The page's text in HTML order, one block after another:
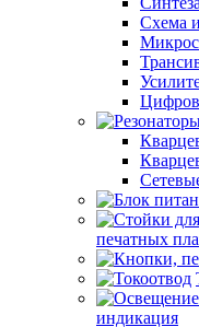
Схема
печатных
индикация